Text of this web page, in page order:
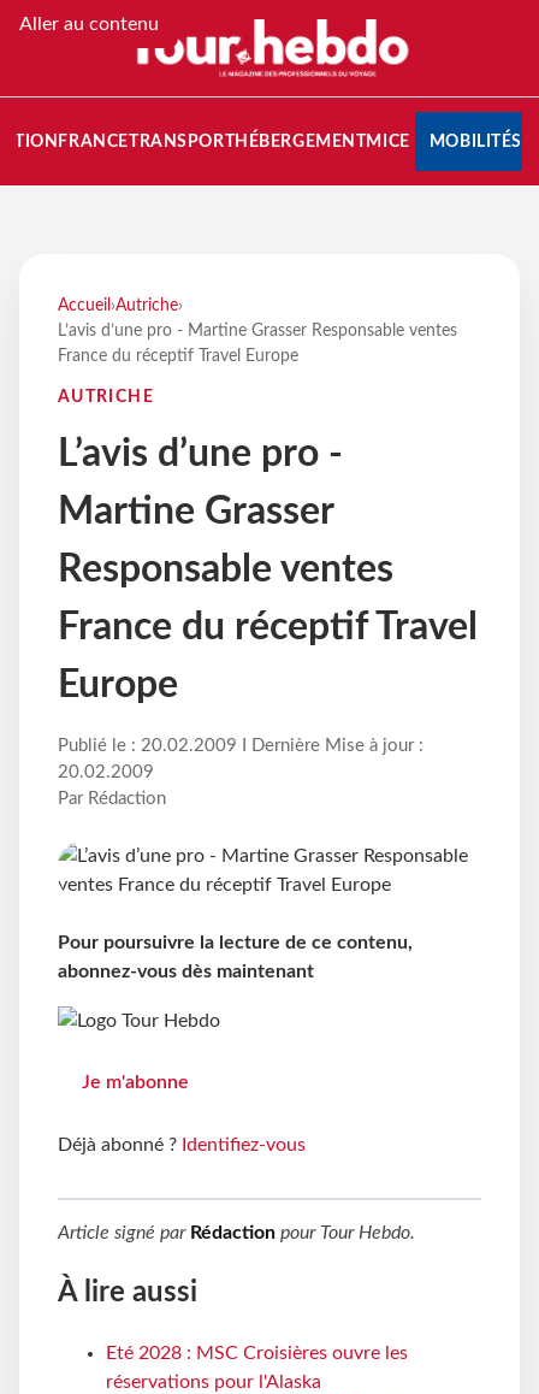
Aller au contenu
FRANCETRANSPORT HÉBERGEMENTMICE MOBILITÉS
Accueil ›Autriche›
L’avis d’une pro - Martine Grasser Responsable ventes
France du réceptif Travel Europe
AUTRICHE
L’avis d’une pro -
Martine Grasser
Responsable ventes
France du réceptif Travel
Europe
Publié le : 20.02.2009 I Dernière Mise à jour :
20.02.2009
Par Rédaction
Pour poursuivre la lecture de ce contenu,
abonnez-vous dès maintenant
Je m'abonne
Déjà abonné ? Identifiez-vous
Article signé par Rédaction pour Tour Hebdo.
À lire aussi
Eté 2028 : MSC Croisières ouvre les
réservations pour l'Alaska